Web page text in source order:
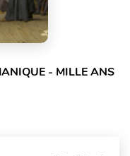
- MILLE ANS